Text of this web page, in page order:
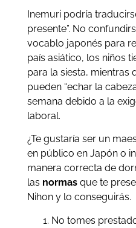
Inemuri podría
presente”. No
vocablo japonés para
país asiático, los niños
para la siesta, mientras
pueden “echar la
semana debido a la
laboral.
¿Te gustaría ser un
en público en Japón o
manera correcta de
las normasque te
Nihon y lo conseguirás.
No tomes